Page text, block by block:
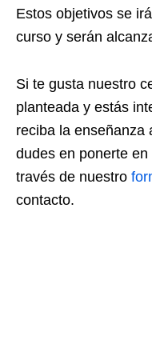
Estos objetivos se
curso y serán
Si te gusta nuestro
planteada y estás
reciba la enseñanza
dudes en ponerte
través de nuestro
contacto.